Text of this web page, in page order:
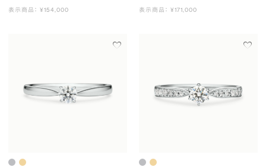
表示商品： ¥154,000 表示商品： ¥171,000